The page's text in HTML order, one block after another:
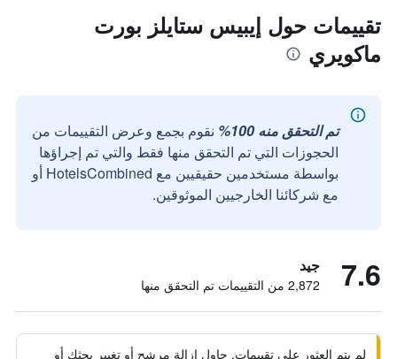
تقييمات حول إيبيس ستايلز بورت
ماكويري
تم التحقق منه 100%
نقوم بجمع وعرض التقييمات من
الحجوزات التي تم التحقق منها فقط والتي تم إجراؤها
بواسطة مستخدمين حقيقيين مع HotelsCombined أو
مع شركائنا الخارجيين الموثوقين.
7.6 جيد
2,872 من التقييمات تم التحقق منها
لم يتم العثور على تقييمات. حاول إزالة مرشح أو تغيير بحثك أو